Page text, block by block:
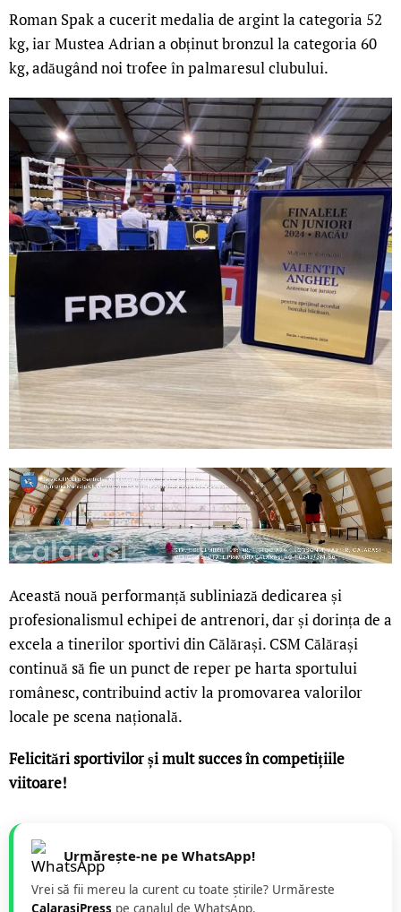
Roman Spak a cucerit medalia de argint la categoria 52
kg, iar Mustea Adrian a obținut bronzul la categoria 60
kg, adăugând noi trofee în palmaresul clubului.
Această nouă performanță subliniază dedicarea și
profesionalismul echipei de antrenori, dar și dorința de a
excela a tinerilor sportivi din Călărași. CSM Călărași
continuă să fie un punct de reper pe harta sportului
românesc, contribuind activ la promovarea valorilor
locale pe scena națională.
Felicitări sportivilor și mult succes în competițiile
viitoare!
Urmărește-ne pe WhatsApp!
Vrei să fii mereu la curent cu toate știrile? Urmăreste